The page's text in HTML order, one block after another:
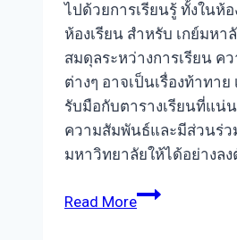
ไปด้วยการเรียนรู้ ทั้งในห้
ห้องเรียน สำหรับ เกย์มห
สมดุลระหว่างการเรียน ค
ต่างๆ อาจเป็นเรื่องท้าทา
รับมือกับตารางเรียนที่แน่
ความสัมพันธ์และมีส่วนร่ว
มหาวิทยาลัยให้ได้อย่างลง
Read Moreเกย์